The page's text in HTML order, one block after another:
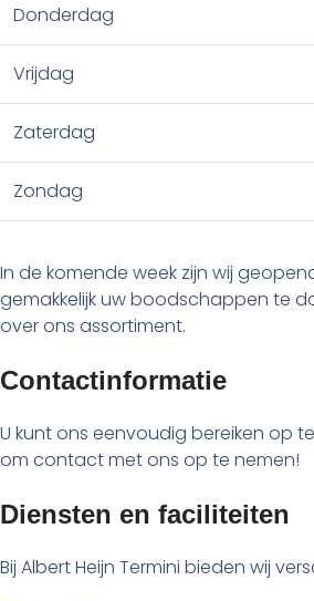
Donderdag
Vrijdag
Zaterdag
Zondag
In de komende week zijn wij
gemakkelijk uw boodschappen te
over ons assortiment.
Contactinformatie
U kunt ons eenvoudig bereiken op
om contact met ons op te nemen!
Diensten en faciliteiten
Bij Albert Heijn Termini bieden wij